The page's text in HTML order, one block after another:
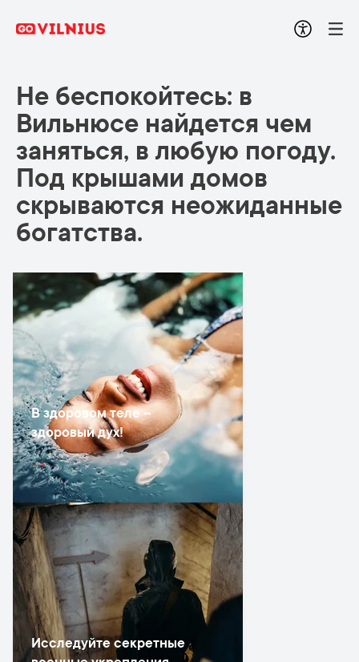
Не беспокойтесь: в
Вильнюсе найдется чем
заняться, в любую погоду.
Под крышами домов
скрываются неожиданные
богатства.
В здоровом теле –
здоровый дух!
Исследуйте секретные